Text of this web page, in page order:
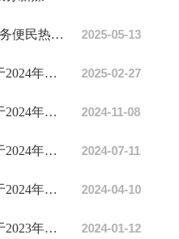
2025年一季度12345政务服务便民热线工作完成情况通报 2025-05-13
麟游县人民政府办公室关于2024年第四季度政务公开、网民留言办理等工作完成情况的通报 2025-02-27
麟游县人民政府办公室关于2024年第三季度政务公开、网民留言办理等工作完成情况的通报 2024-11-08
麟游县人民政府办公室关于2024年第二季度政务公开、网民留言办理、政府系统政务新... 2024-07-11
麟游县人民政府办公室关于2024年第一季度政务公开、网民留言办理、政府系统政务新... 2024-04-10
麟游县人民政府办公室关于2023年第四季度智慧城市（数字政府）建设、政务公开、网... 2024-01-12